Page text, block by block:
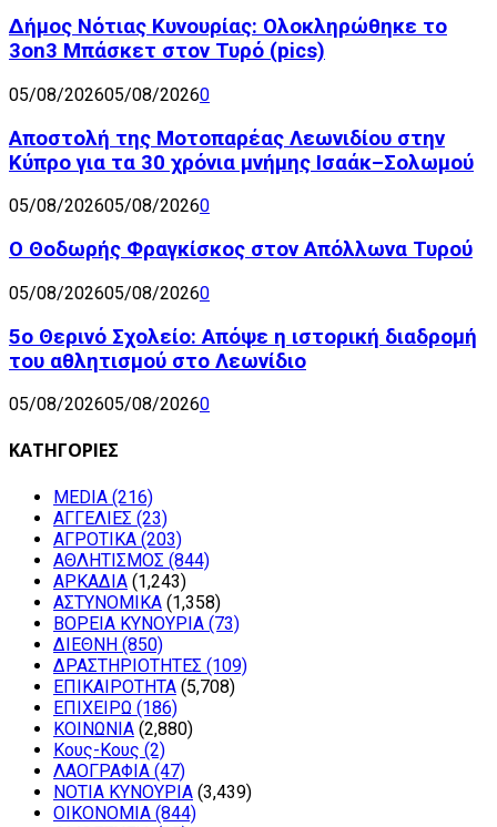
Δήμος Νότιας Κυνουρίας: Ολοκληρώθηκε το
3on3 Μπάσκετ στον Τυρό (pics)
05/08/202605/08/20260
Αποστολή της Μοτοπαρέας Λεωνιδίου στην
Κύπρο για τα 30 χρόνια μνήμης Ισαάκ–Σολωμού
05/08/202605/08/20260
Ο Θοδωρής Φραγκίσκος στον Απόλλωνα Τυρού
05/08/202605/08/20260
5ο Θερινό Σχολείο: Απόψε η ιστορική διαδρομή
του αθλητισμού στο Λεωνίδιο
05/08/202605/08/20260
ΚΑΤΗΓΟΡΙΕΣ
MEDIA (216)
ΑΓΓΕΛΙΕΣ (23)
ΑΓΡΟΤΙΚΑ (203)
ΑΘΛΗΤΙΣΜΟΣ (844)
ΑΡΚΑΔΙΑ (1,243)
ΑΣΤΥΝΟΜΙΚΑ (1,358)
ΒΟΡΕΙΑ ΚΥΝΟΥΡΙΑ (73)
ΔΙΕΘΝΗ (850)
ΔΡΑΣΤΗΡΙΟΤΗΤΕΣ (109)
ΕΠΙΚΑΙΡΟΤΗΤΑ (5,708)
ΕΠΙΧΕΙΡΩ (186)
ΚΟΙΝΩΝΙΑ (2,880)
Κους-Κους (2)
ΛΑΟΓΡΑΦΙΑ (47)
ΝΟΤΙΑ ΚΥΝΟΥΡΙΑ (3,439)
ΟΙΚΟΝΟΜΙΑ (844)